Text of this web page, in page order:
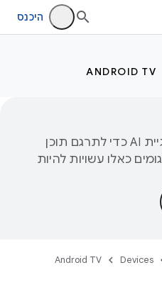
היכנס
ANDROID TV
‫Google משתמשת בטכנולוגיית AI כדי לתרגם תוכן
כאלו עשויות להיות
Devices
Android TV